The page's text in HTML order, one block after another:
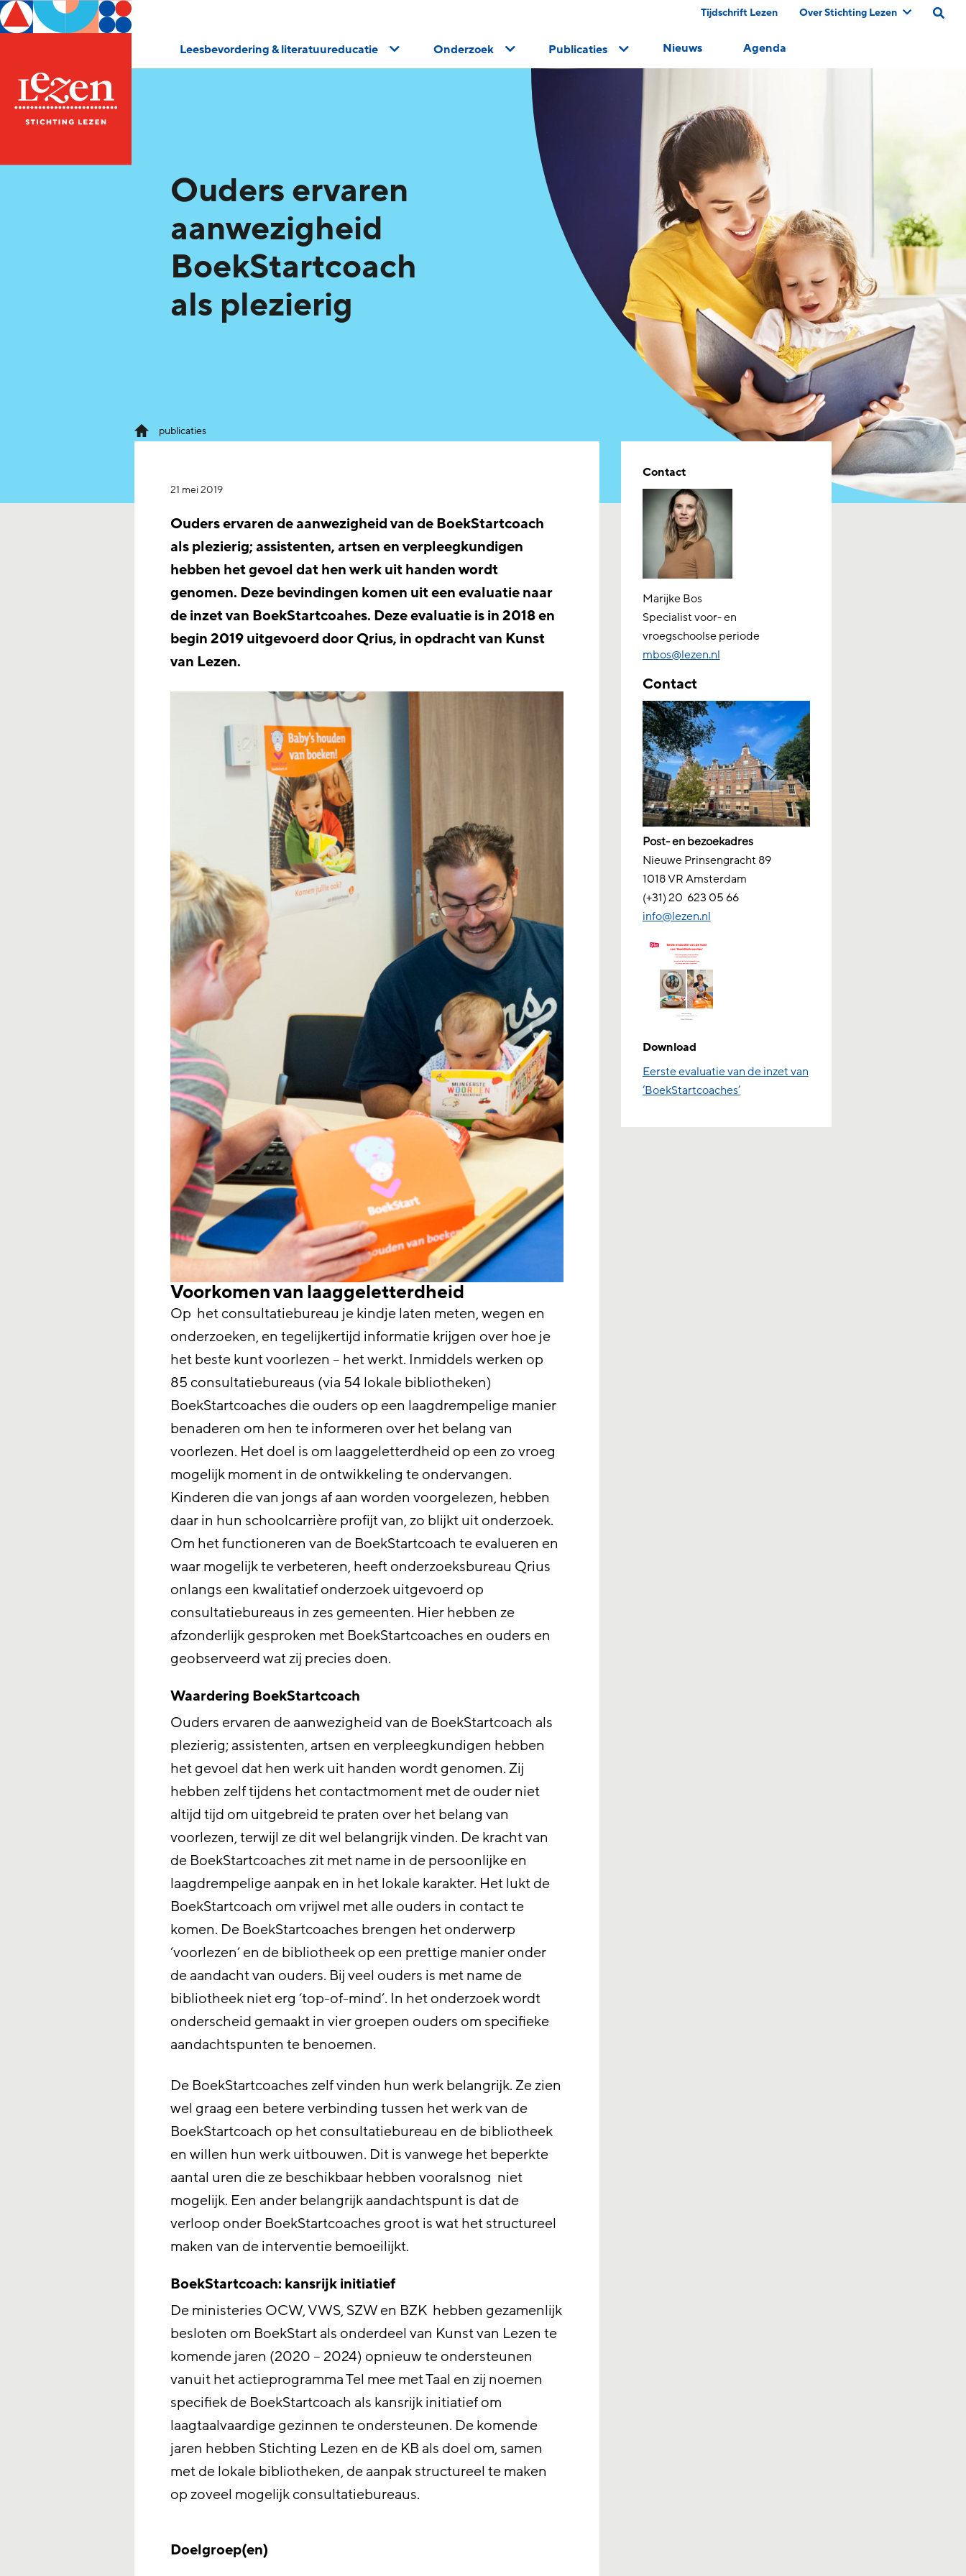
Tijdschrift Lezen Over Stichting Lezen
Leesbevordering & literatuureducatie Onderzoek Publicaties Nieuws Agenda
Ouders ervaren
aanwezigheid
BoekStartcoach
als plezierig
publicaties
Contact
Marijke Bos
Specialist voor- en
vroegschoolse periode
mbos@lezen.nl
Contact
Post- en bezoekadres
Nieuwe Prinsengracht 89
1018 VR Amsterdam
(+31) 20 623 05 66
info@lezen.nl
Download
Eerste evaluatie van de inzet van
‘BoekStartcoaches’
21 mei 2019
Ouders ervaren de aanwezigheid van de BoekStartcoach
als plezierig; assistenten, artsen en verpleegkundigen
hebben het gevoel dat hen werk uit handen wordt
genomen. Deze bevindingen komen uit een evaluatie naar
de inzet van BoekStartcoahes. Deze evaluatie is in 2018 en
begin 2019 uitgevoerd door Qrius, in opdracht van Kunst
van Lezen.
Voorkomen van laaggeletterdheid
Op het consultatiebureau je kindje laten meten, wegen en
onderzoeken, en tegelijkertijd informatie krijgen over hoe je
het beste kunt voorlezen – het werkt. Inmiddels werken op
85 consultatiebureaus (via 54 lokale bibliotheken)
BoekStartcoaches die ouders op een laagdrempelige manier
benaderen om hen te informeren over het belang van
voorlezen. Het doel is om laaggeletterdheid op een zo vroeg
mogelijk moment in de ontwikkeling te ondervangen.
Kinderen die van jongs af aan worden voorgelezen, hebben
daar in hun schoolcarrière profijt van, zo blijkt uit onderzoek.
Om het functioneren van de BoekStartcoach te evalueren en
waar mogelijk te verbeteren, heeft onderzoeksbureau Qrius
onlangs een kwalitatief onderzoek uitgevoerd op
consultatiebureaus in zes gemeenten. Hier hebben ze
afzonderlijk gesproken met BoekStartcoaches en ouders en
geobserveerd wat zij precies doen.
Waardering BoekStartcoach
Ouders ervaren de aanwezigheid van de BoekStartcoach als
plezierig; assistenten, artsen en verpleegkundigen hebben
het gevoel dat hen werk uit handen wordt genomen. Zij
hebben zelf tijdens het contactmoment met de ouder niet
altijd tijd om uitgebreid te praten over het belang van
voorlezen, terwijl ze dit wel belangrijk vinden. De kracht van
de BoekStartcoaches zit met name in de persoonlijke en
laagdrempelige aanpak en in het lokale karakter. Het lukt de
BoekStartcoach om vrijwel met alle ouders in contact te
komen. De BoekStartcoaches brengen het onderwerp
‘voorlezen’ en de bibliotheek op een prettige manier onder
de aandacht van ouders. Bij veel ouders is met name de
bibliotheek niet erg ‘top-of-mind’. In het onderzoek wordt
onderscheid gemaakt in vier groepen ouders om specifieke
aandachtspunten te benoemen.
De BoekStartcoaches zelf vinden hun werk belangrijk. Ze zien
wel graag een betere verbinding tussen het werk van de
BoekStartcoach op het consultatiebureau en de bibliotheek
en willen hun werk uitbouwen. Dit is vanwege het beperkte
aantal uren die ze beschikbaar hebben vooralsnog niet
mogelijk. Een ander belangrijk aandachtspunt is dat de
verloop onder BoekStartcoaches groot is wat het structureel
maken van de interventie bemoeilijkt.
BoekStartcoach: kansrijk initiatief
De ministeries OCW, VWS, SZW en BZK hebben gezamenlijk
besloten om BoekStart als onderdeel van Kunst van Lezen te
komende jaren (2020 – 2024) opnieuw te ondersteunen
vanuit het actieprogramma Tel mee met Taal en zij noemen
specifiek de BoekStartcoach als kansrijk initiatief om
laagtaalvaardige gezinnen te ondersteunen. De komende
jaren hebben Stichting Lezen en de KB als doel om, samen
met de lokale bibliotheken, de aanpak structureel te maken
op zoveel mogelijk consultatiebureaus.
Doelgroep(en)